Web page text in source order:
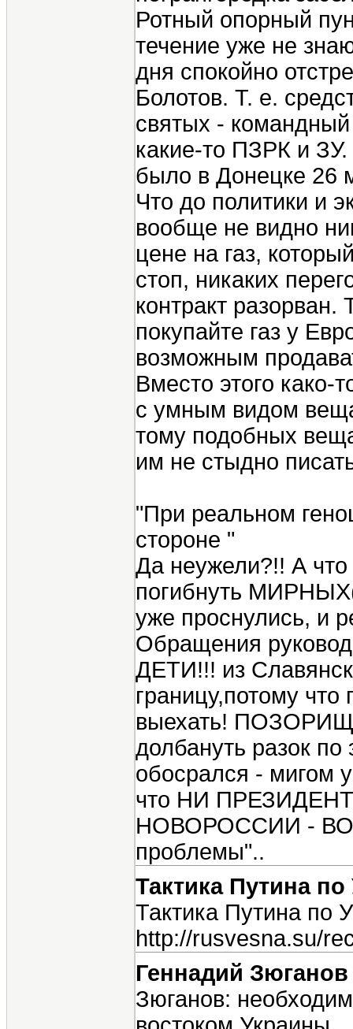
Ротный опорный
течение уже не
дня спокойно
Болотов. Т. е.
святых - командный
какие-то ПЗРК и
было в Донецке 26
Что до политики и
вообще не видно
цене на газ,
стоп, никаких
контракт
покупайте газ у
возможным
Вместо этого како-
с умным видом
тому подобных
им не стыдно
"При реальном
стороне "
Да неужели?!! А
погибнуть
уже проснулись, и
Обращения
ДЕТИ!!! из
границу,потому
выехать!
долбануть разок по
обосрался - мигом
что НИ
НОВОРОССИИ -
проблемы"..
Тактика Путина
Тактика Путина по
http://rusvesna.su/
Геннадий
Зюганов: